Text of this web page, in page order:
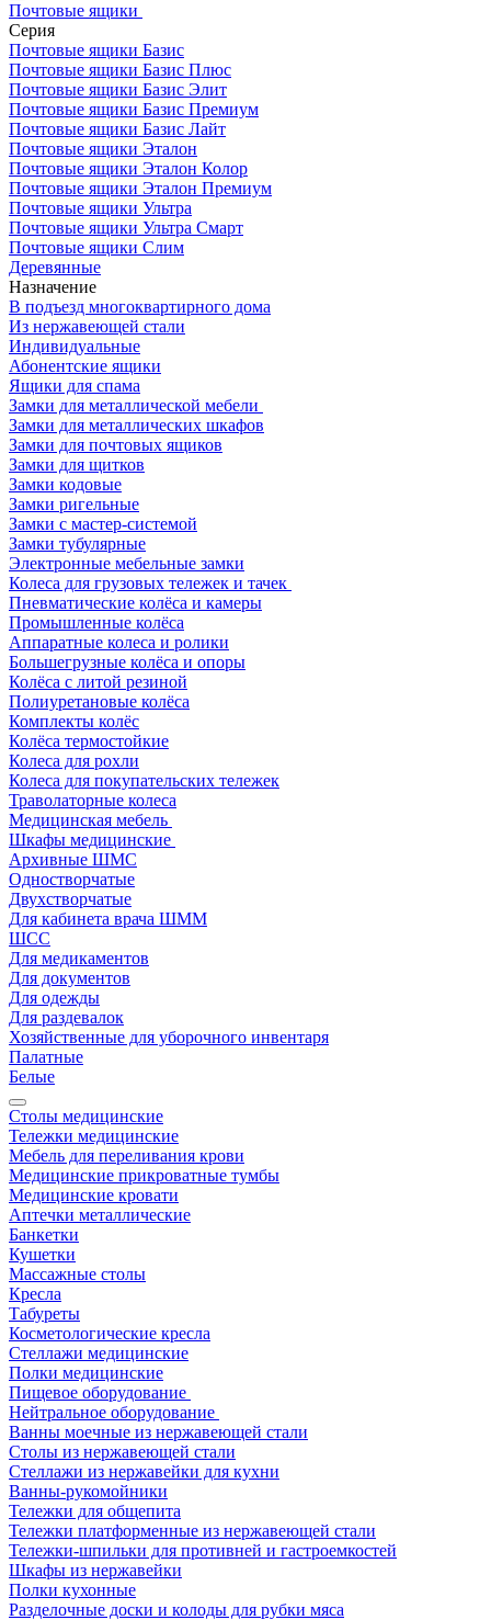
Почтовые ящики
Серия
Почтовые ящики Базис
Почтовые ящики Базис Плюс
Почтовые ящики Базис Элит
Почтовые ящики Базис Премиум
Почтовые ящики Базис Лайт
Почтовые ящики Эталон
Почтовые ящики Эталон Колор
Почтовые ящики Эталон Премиум
Почтовые ящики Ультра
Почтовые ящики Ультра Смарт
Почтовые ящики Слим
Деревянные
Назначение
В подъезд многоквартирного дома
Из нержавеющей стали
Индивидуальные
Абонентские ящики
Ящики для спама
Замки для металлической мебели
Замки для металлических шкафов
Замки для почтовых ящиков
Замки для щитков
Замки кодовые
Замки ригельные
Замки с мастер-системой
Замки тубулярные
Электронные мебельные замки
Колеса для грузовых тележек и тачек
Пневматические колёса и камеры
Промышленные колёса
Аппаратные колеса и ролики
Большегрузные колёса и опоры
Колёса с литой резиной
Полиуретановые колёса
Комплекты колёс
Колёса термостойкие
Колеса для рохли
Колеса для покупательских тележек
Траволаторные колеса
Медицинская мебель
Шкафы медицинские
Архивные ШМС
Одностворчатые
Двухстворчатые
Для кабинета врача ШММ
ШСС
Для медикаментов
Для документов
Для одежды
Для раздевалок
Хозяйственные для уборочного инвентаря
Палатные
Белые
Столы медицинские
Тележки медицинские
Мебель для переливания крови
Медицинские прикроватные тумбы
Медицинские кровати
Аптечки металлические
Банкетки
Кушетки
Массажные столы
Кресла
Табуреты
Косметологические кресла
Стеллажи медицинские
Полки медицинские
Пищевое оборудование
Нейтральное оборудование
Ванны моечные из нержавеющей стали
Столы из нержавеющей стали
Стеллажи из нержавейки для кухни
Ванны-рукомойники
Тележки для общепита
Тележки платформенные из нержавеющей стали
Тележки-шпильки для противней и гастроемкостей
Шкафы из нержавейки
Полки кухонные
Разделочные доски и колоды для рубки мяса